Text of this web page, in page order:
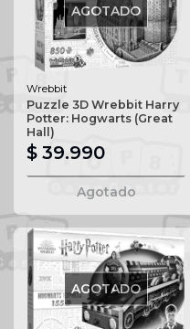
AGOTADO
Wrebbit
Puzzle 3D Wrebbit Harry
Potter: Hogwarts (Great
Hall)
$ 39.990
Agotado
AGOTADO